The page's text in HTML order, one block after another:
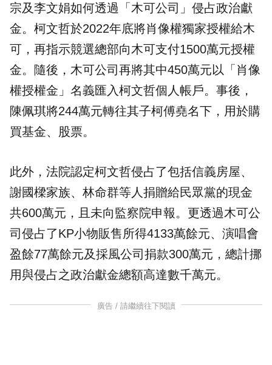
宗及李文娟如何透過「木可公司」侵占政治獻
金。柯文哲於2022年底將肖像權獨家授權給木
可，再指示競選總部向木可支付1500萬元授權
金。隨後，木可公司再將其中450萬元以「肖像
權授權金」名義匯入柯文哲個人帳戶。事後，
陳佩琪將244萬元轉往其子柯傅堯名下，用於購
買基金、股票。
此外，法院認定柯文哲侵占了包括信義房屋、
謝國樑家族、林命群等人捐贈給民眾黨的現金
共600萬元，且未向監察院申報。更透過木可公
司侵占了KP小物販售所得4133萬餘元、演唱會
盈餘77萬餘元及採風公司捐款300萬元，總計挪
用與侵占之政治獻金總額高達數千萬元。
廣告 / 請繼續往下閱讀